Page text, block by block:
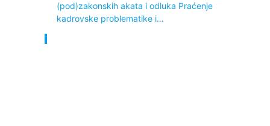
(pod)zakonskih akata i odluka Praćenje
kadrovske problematike i…